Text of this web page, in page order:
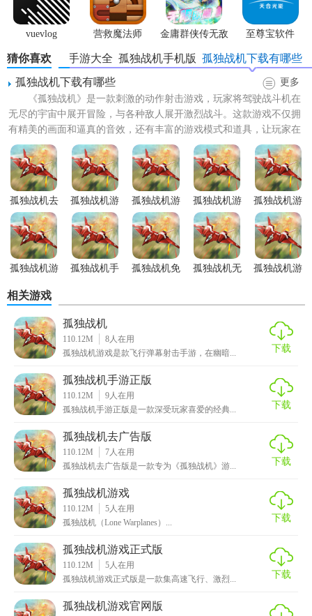
【孤独战机手游免费版功能】
1. 多样战机：提供多种不同外观和技能的战机供玩家选择，
每种战机都有独特的升级路径和属性。
2. 丰富关卡：包含多个不同主题的关卡，每个关卡都有独特
的敌人和障碍物，挑战玩家的反应速度和策略能力。
3. 升级系统：玩家可以通过游戏获得的金币来升级战机的武
4. 自动射击：支持自动射击功能，让玩家在忙碌时也能轻松
游戏。
5. 排行榜系统：设有全球排行榜，玩家可以与其他玩家一较
高下，争夺高分和排名。
【孤独战机手游免费版内容】
1. 精美画面：采用高清画质，打造逼真的战斗场景和华丽的
特效。
2. 丰富音效：提供多种音效和背景音乐，增强游戏的沉浸
感。
3. 社交互动：支持好友系统，玩家可以邀请好友一起游戏，
共同挑战难关。
4. 任务系统：设有丰富的任务系统，完成任务可获得丰厚奖
vuevlog 营救魔法师
金庸群侠传无敌
版
至尊宝软件
猜你喜欢 孤独战机下载有哪些
孤独战机手机版
孤独战机手游大全
孤独战机下载有哪些
更多
《孤独战机》是一款刺激的动作射击游戏，玩家将驾驶战斗机在
无尽的宇宙中展开冒险，与各种敌人展开激烈战斗。这款游戏不仅拥
有精美的画面和逼真的音效，还有丰富的游戏模式和道具，让玩家在
战斗中不断挑战自我，提升...
孤独战机去
广告版
孤独战机游
戏正式版
孤独战机游
戏安装
孤独战机游
戏官网版
孤独战机游
戏中文版
孤独战机游
孤独战机手
孤独战机免
孤独战机无
孤独战机游
相关游戏
孤独战机
110.12M 8人在用
孤独战机游戏是款飞行弹幕射击手游，在幽暗...
下载
孤独战机手游正版
110.12M 9人在用
孤独战机手游正版是一款深受玩家喜爱的经典...
下载
孤独战机去广告版
110.12M 7人在用
孤独战机去广告版是一款专为《孤独战机》游...
下载
孤独战机游戏
110.12M 5人在用
孤独战机（Lone Warplanes）...
下载
孤独战机游戏正式版
110.12M 5人在用
孤独战机游戏正式版是一款集高速飞行、激烈...
下载
孤独战机游戏官网版